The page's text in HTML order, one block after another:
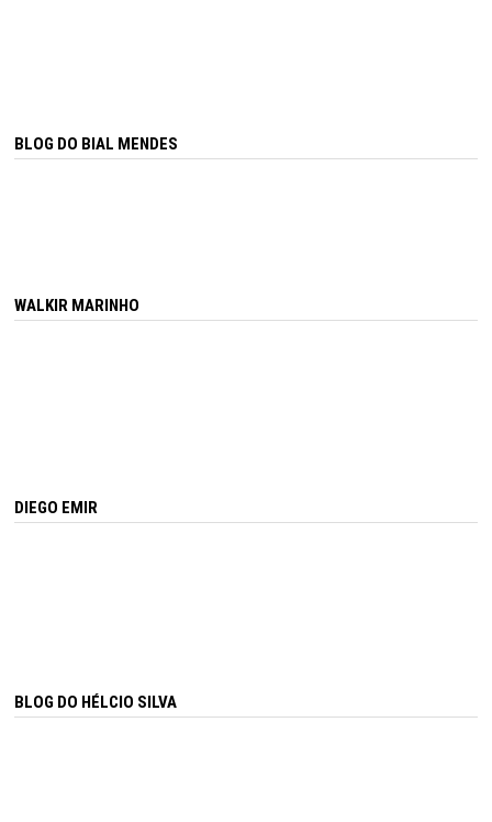
BLOG DO BIAL MENDES
WALKIR MARINHO
DIEGO EMIR
BLOG DO HÉLCIO SILVA